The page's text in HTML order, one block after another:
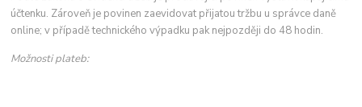
účtenku. Zároveň je povinen zaevidovat přijatou tržbu u správce daně
online; v případě technického výpadku pak nejpozději do 48 hodin.
Možnosti plateb: